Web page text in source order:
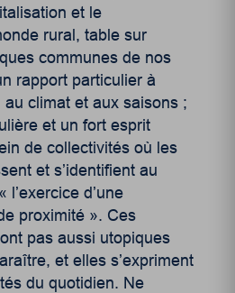
et le
rural, table sur
communes de nos
rapport particulier à
au climat et aux saisons ;
et un fort esprit
de collectivités où les
et s’identifient au
l’exercice d’une
proximité ». Ces
pas aussi utopiques
et elles s’expriment
du quotidien. Ne